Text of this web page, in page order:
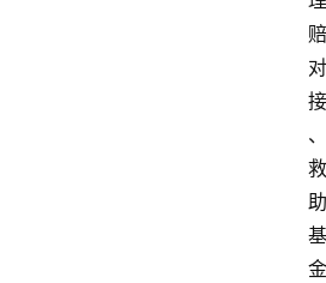
赔
对
接
、
救
助
基
金